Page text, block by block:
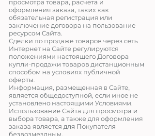
просмотра товара, расчета и
оформления заказа, таких как
обязательная регистрация или
заключение договора на пользование
ресурсом Сайта.
Сделки по продаже товаров через сеть
Интернет на Сайте регулируются
положениями настоящего Договора
купли-продажи товаров дистанционным
способом на условиях публичной
оферты.
Информация, размещенная в Сайте,
является общедоступной, если иное не
установлено настоящими Условиями.
Использование Сайта для просмотра и
выбора товара, а также для оформления
заказа является для Покупателя
безвозмездным.